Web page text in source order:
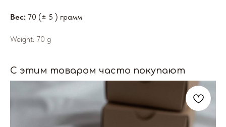
Вес: 70 (± 5 ) грамм
Weight: 70 g
С этим товаром часто покупают